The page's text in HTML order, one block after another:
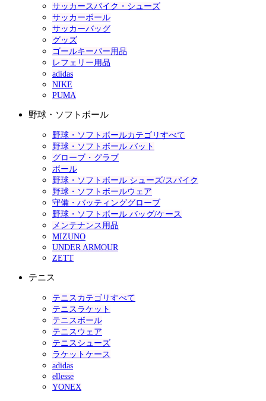
サッカースパイク・シューズ
サッカーボール
サッカーバッグ
グッズ
ゴールキーパー用品
レフェリー用品
adidas
NIKE
PUMA
野球・ソフトボール
野球・ソフトボールカテゴリすべて
野球・ソフトボール バット
グローブ・グラブ
ボール
野球・ソフトボール シューズ/スパイク
野球・ソフトボールウェア
守備・バッティンググローブ
野球・ソフトボール バッグ/ケース
メンテナンス用品
MIZUNO
UNDER ARMOUR
ZETT
テニス
テニスカテゴリすべて
テニスラケット
テニスボール
テニスウェア
テニスシューズ
ラケットケース
adidas
ellesse
YONEX